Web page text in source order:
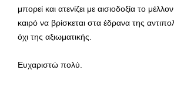
μπορεί και ατενίζει με αισιοδοξία το
καιρό να βρίσκεται στα έδρανα της
όχι της αξιωματικής.
Ευχαριστώ πολύ.